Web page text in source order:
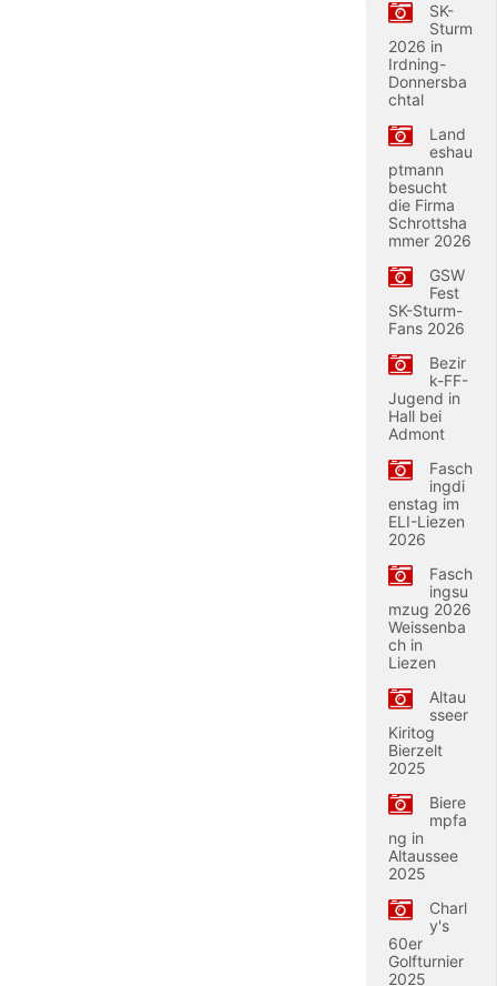
SK-
Sturm
2026 in
Irdning-
Donnersba
chtal
Land
eshau
ptmann
besucht
die Firma
Schrottsha
mmer 2026
GSW
Fest
SK-Sturm-
Fans 2026
Bezir
k-FF-
Jugend in
Hall bei
Admont
Fasch
ingdi
enstag im
ELI-Liezen
2026
Fasch
ingsu
mzug 2026
Weissenba
ch in
Liezen
Altau
sseer
Kiritog
Bierzelt
2025
Biere
mpfa
ng in
Altaussee
2025
Charl
y's
60er
Golfturnier
2025